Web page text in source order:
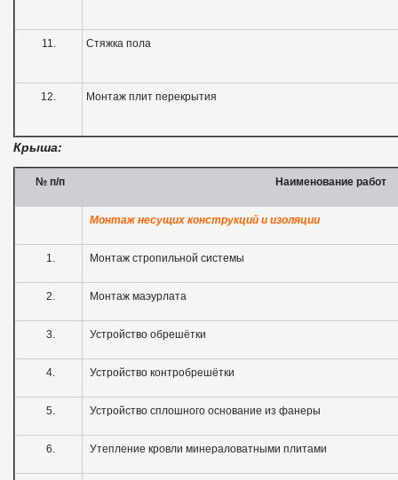
11. Стяжка пола
12. Монтаж плит перекрытия
Крыша:
№ п/п Наименование работ
Монтаж несущих конструкций и изоляции
1. Монтаж стропильной системы
2. Монтаж маэурлата
3. Устройство обрешётки
4. Устройство контробрешётки
5. Устройство сплошного основание из фанеры
6. Утепление кровли минераловатными плитами